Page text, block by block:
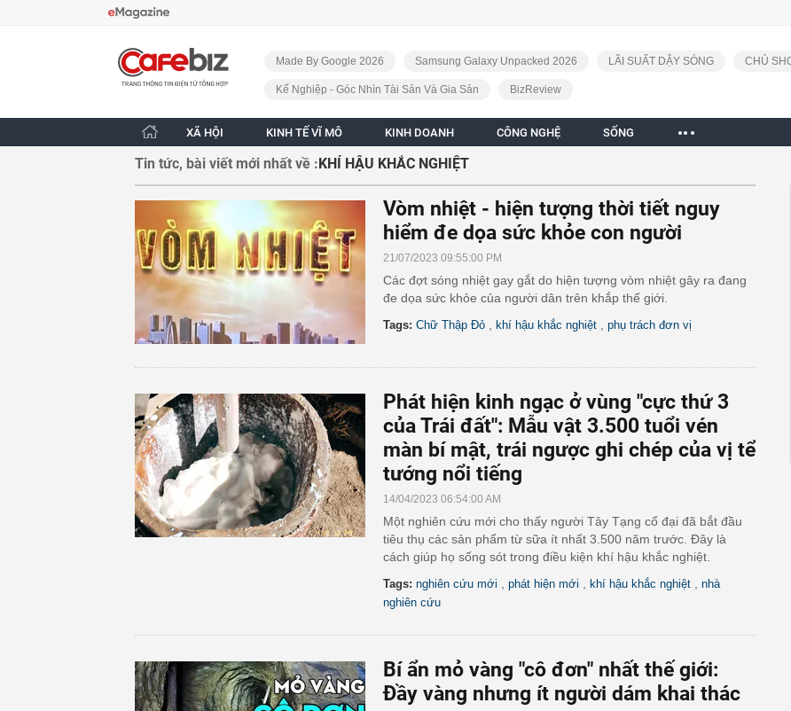
CafeBiz - Trang chủ
Made By Google 2026
Samsung Galaxy Unpacked 2026 LÃI SUẤT DẬY SÓNG CHỦ
Kế Nghiệp - Góc Nhìn Tài Sản Và Gia Sản BizReview
XÃ HỘI KINH TẾ VĨ MÔ KINH DOANH CÔNG NGHỆ SỐNG
Tin tức, bài viết mới nhất về :KHÍ HẬU KHẮC NGHIỆT
Vòm nhiệt - hiện tượng thời tiết nguy
hiểm đe dọa sức khỏe con người
21/07/2023 09:55:00 PM
Các đợt sóng nhiệt gay gắt do hiện tượng vòm nhiệt gây ra đang
đe dọa sức khỏe của người dân trên khắp thế giới.
Tags: Chữ Thập Đỏ khí hậu khắc nghiệt phụ trách đơn vị
Phát hiện kinh ngạc ở vùng "cực thứ 3
của Trái đất": Mẫu vật 3.500 tuổi vén
màn bí mật, trái ngược ghi chép của vị tể
tướng nổi tiếng
14/04/2023 06:54:00 AM
Một nghiên cứu mới cho thấy người Tây Tạng cổ đại đã bắt đầu
tiêu thụ các sản phẩm từ sữa ít nhất 3.500 năm trước. Đây là
cách giúp họ sống sót trong điều kiện khí hậu khắc nghiệt.
Tags: nghiên cứu mới phát hiện mới khí hậu khắc nghiệt
nhà
nghiên cứu
Bí ẩn mỏ vàng "cô đơn" nhất thế giới:
Đầy vàng nhưng ít người dám khai thác